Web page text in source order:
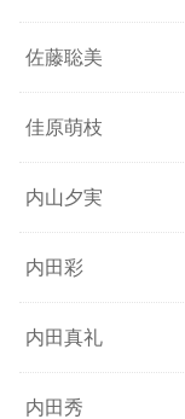
佐藤聡美
佳原萌枝
内山夕実
内田彩
内田真礼
内田秀